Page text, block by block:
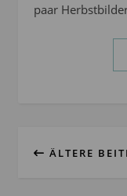
paar
ÄLTERE